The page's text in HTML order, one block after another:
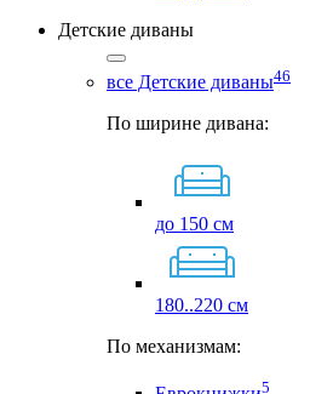
Детские диваны
все Детские диваны46
По ширине дивана:
до 150 см
180..220 см
По механизмам:
5